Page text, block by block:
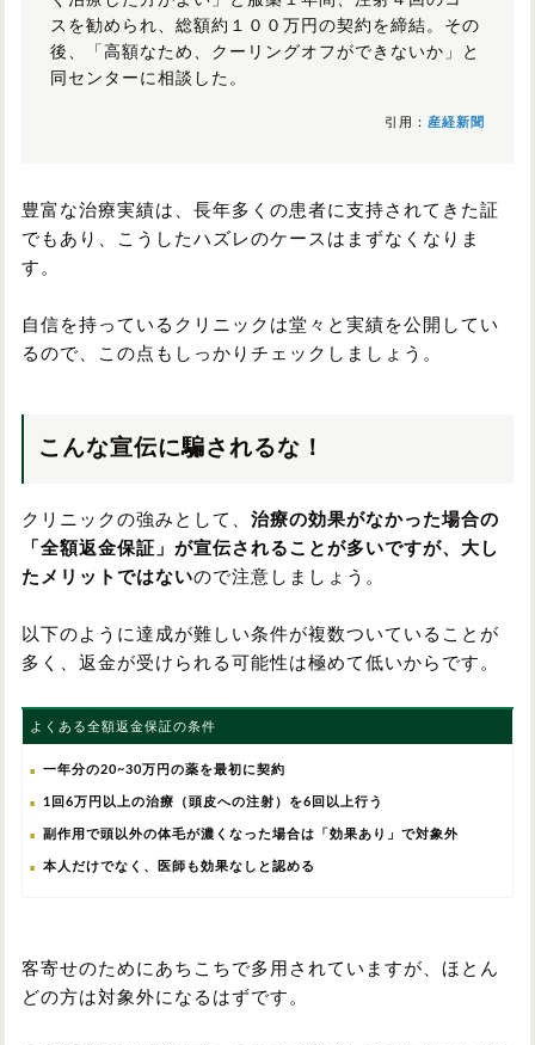
スを勧められ、総額約１００万円の契約を締結。その
後、「高額なため、クーリングオフができないか」と
同センターに相談した。
引用： 産経新聞
豊富な治療実績は、長年多くの患者に支持されてきた証
でもあり、こうしたハズレのケースはまずなくなりま
す。
自信を持っているクリニックは堂々と実績を公開してい
るので、この点もしっかりチェックしましょう。
こんな宣伝に騙されるな！
クリニックの強みとして、 治療の効果がなかった場合の
「全額返金保証」が宣伝されることが多いですが、大し
たメリットではないので注意しましょう。
以下のように達成が難しい条件が複数ついていることが
多く、返金が受けられる可能性は極めて低いからです。
よくある全額返金保証の条件
一年分の20~30万円の薬を最初に契約
1回6万円以上の治療（頭皮への注射）を6回以上行う
副作用で頭以外の体毛が濃くなった場合は「効果あり」で対象外
本人だけでなく、医師も効果なしと認める
客寄せのためにあちこちで多用されていますが、ほとん
どの方は対象外になるはずです。